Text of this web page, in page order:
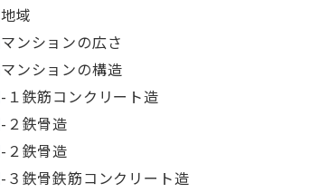
地域
マンションの広さ
マンションの構造
-１鉄筋コンクリート造
-２鉄骨造
-２鉄骨造
-３鉄骨鉄筋コンクリート造